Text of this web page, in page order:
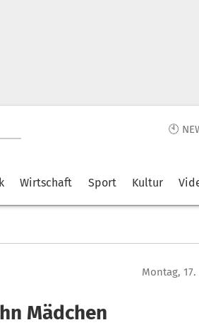
🕙
Wirtschaft Sport Kultur
Montag,
Mädchen